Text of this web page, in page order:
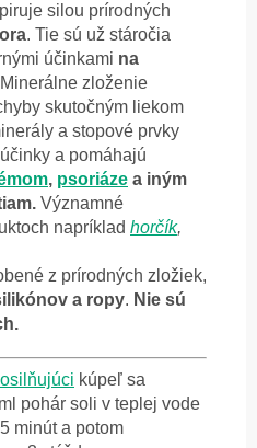
silou prírodných
. Tie sú už stáročia
účinkami na
zloženie
skutočným liekom
a stopové prvky
a pomáhajú
, psoriáze a iným
Významné
napríklad horčík,
z prírodných zložiek,
a ropy. Nie sú
kúpeľ sa
pohár soli v teplej vode
minút a potom